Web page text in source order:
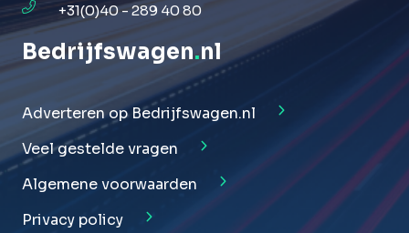
+31(0)40 - 289 40 80
Bedrijfswagen.nl
Adverteren op Bedrijfswagen.nl
Veel gestelde vragen
Algemene voorwaarden
Privacy policy